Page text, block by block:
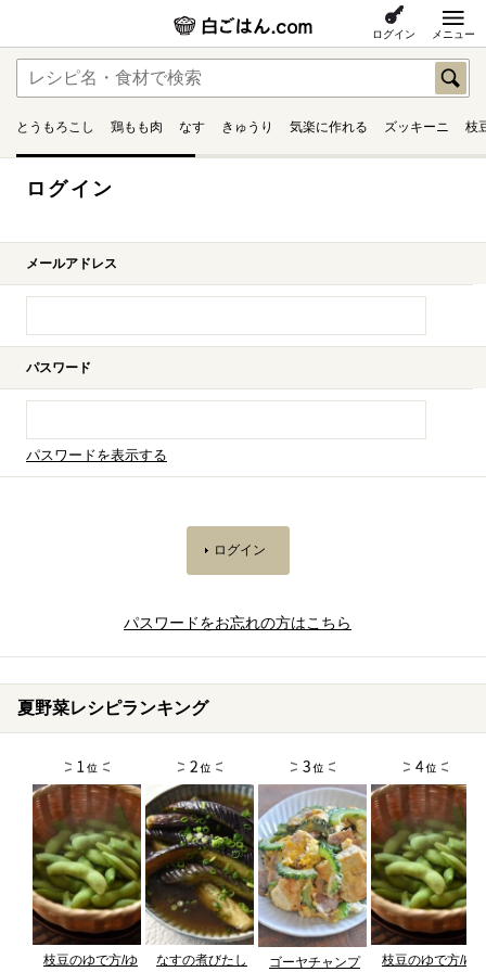
ログイン メニュー
とうもろこし 鶏もも肉 なす きゅうり 気楽に作れる ズッキーニ 枝
ログイン
メールアドレス
パスワード
パスワードを表示する
パスワードをお忘れの方はこちら
夏野菜レシピランキング
枝豆のゆで方/ゆ
なすの煮びたし
ゴーヤチャンプ
枝豆のゆで方/ゆ